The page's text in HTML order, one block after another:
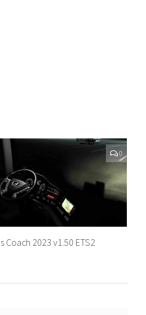
0
Coach 2023 v1.50 ETS2